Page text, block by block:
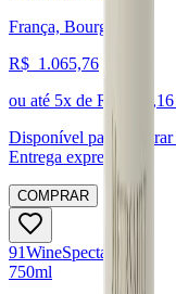
França, Bourgogne
R$ 1.065,76
ou até 5x de R$ 213,16
Disponível para:
Entrega expressa
COMPRAR
91WineSpectator
750ml